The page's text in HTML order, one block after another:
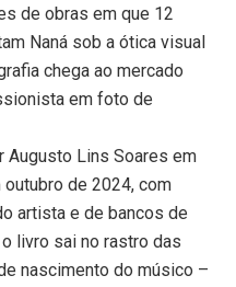
de obras em que 12
Naná sob a ótica visual
chega ao mercado
em foto de
Augusto Lins Soares em
de 2024, com
artista e de bancos de
livro sai no rastro das
nascimento do músico –